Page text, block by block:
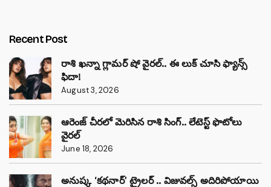
Recent Post
రాశి ఖన్నా గ్లామర్ షో వైరల్.. ఈ లుక్ చూసి ఫ్యాన్స్
ఫిదా!
August 3, 2026
ఆరెంజ్ చీరలో మెరిసిన రాశి సింగ్.. లేటెస్ట్ ఫొటోలు
వైరల్
June 18, 2026
అనుష్క ‘కథనార్’ ట్రైలర్ .. విజువల్స్ అదిరిపోయాయి